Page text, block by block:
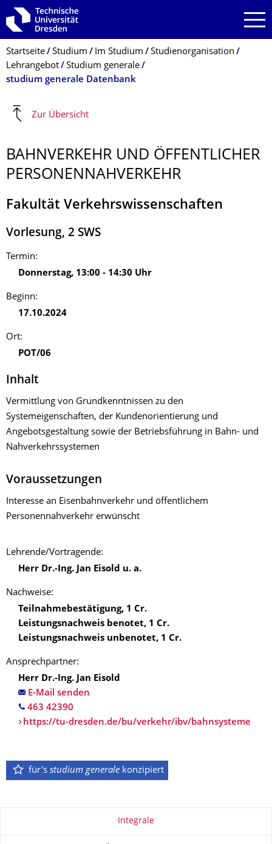
Zur Hauptnavigation springen
Zur Suche springen
Zum Inhalt springen
Breadcrumb-Menü
Startseite Studium Im Studium
Studienorganisation
Lehrangebot
Studium generale
studium generale Datenbank
Zur Übersicht
BAHNVERKEHR UND ÖFFENTLICHER
PERSONENNAHVERKEHR
Fakultät Verkehrswissenschaften
Vorlesung, 2 SWS
Termin:
Donnerstag, 13:00 - 14:30 Uhr
Beginn:
17.10.2024
Ort:
POT/06
Inhalt
Vermittlung von Grundkenntnissen zu den
Systemeigenschaften, der Kundenorientierung und
Angebotsgestaltung sowie der Betriebsführung in Bahn- und
Nahverkehrssystemen
Voraussetzungen
Interesse an Eisenbahnverkehr und öffentlichem
Personennahverkehr erwünscht
Lehrende/‌Vortragende:
Herr Dr.-Ing. Jan Eisold u. a.
Nachweise:
Teilnahmebestätigung, 1 Cr.
Leistungsnachweis benotet, 1 Cr.
Leistungsnachweis unbenotet, 1 Cr.
Ansprechpartner:
Herr Dr.-Ing. Jan Eisold
E-Mail senden
https://tu-dresden.de/bu/verkehr/ibv/bahnsysteme
für's studium generalekonzipiert
Integrale